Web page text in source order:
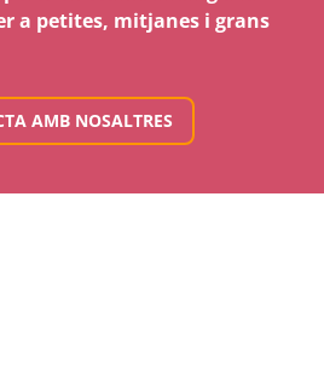
a petites, mitjanes i grans
AMB NOSALTRES